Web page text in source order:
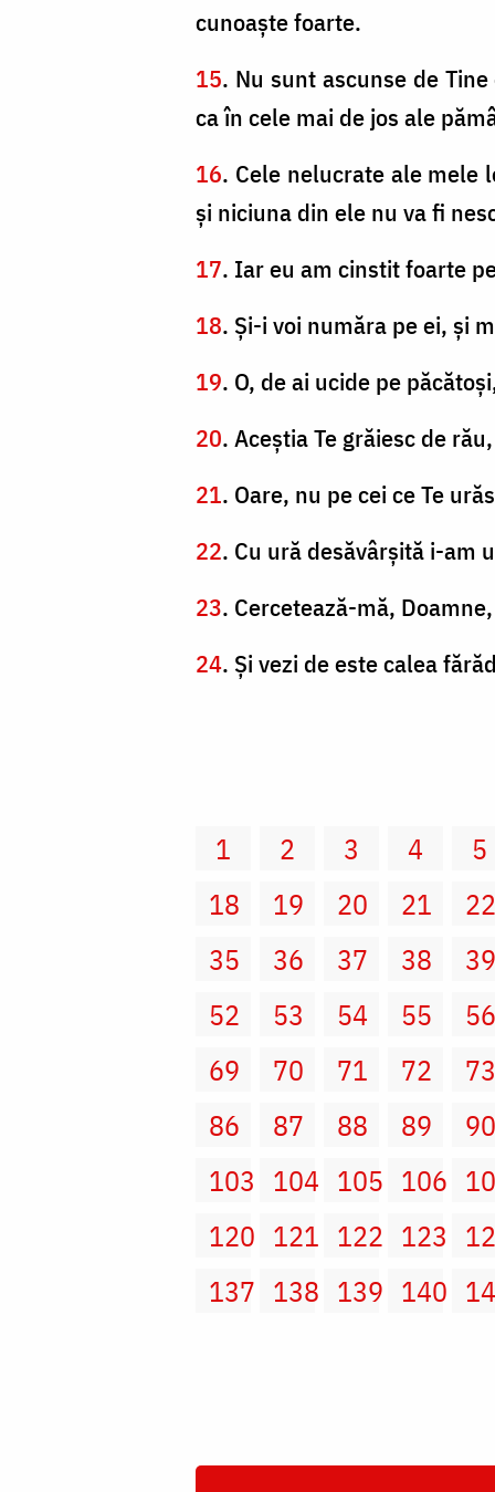
cunoaşte foarte.
15. Nu sunt ascunse de
ca în cele mai de jos ale
16. Cele nelucrate ale mele
şi niciuna din ele nu va fi
17. Iar eu am cinstit foarte
18. Şi-i voi număra pe ei, şi
19. O, de ai ucide pe
20. Aceştia Te grăiesc de
21. Oare, nu pe cei ce Te
22. Cu ură desăvârşită i-am
23. Cercetează-mă,
24. Şi vezi de este calea
1 2 3 4
5
18
19 20 21
22
35
36 37 38
39
52
53 54 55
56
69
70 71 72
73
86
87 88 89
90
103 104 105 106
120 121 122 123
137 138 139 140